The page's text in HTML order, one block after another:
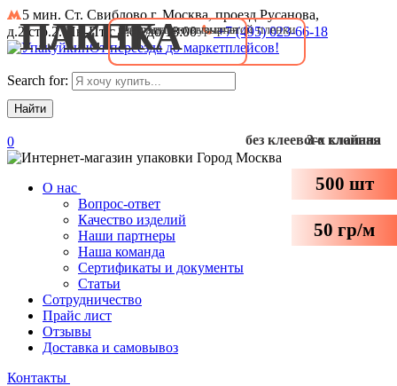
5 мин. Ст. Свиблово г. Москва, проезд Русанова,
д.2,стр.2. Пн-Пт с 9:00 до 18:00
+7 (495) 023-66-18
Отпереезда домаркетплейсов!
Search for:
0
Город Москва
О нас
Вопрос-ответ
Качество изделий
Наши партнеры
Наша команда
Сертификаты и документы
Статьи
Сотрудничество
Прайс лист
Отзывы
Доставка и самовывоз
Контакты
ПАКЕТиз воздушно пузырчатой пленки
без клеевого клапана
500 шт
50 гр/м
ПЛЕНКА
Воздушно-пузырчатая
3-х слойная